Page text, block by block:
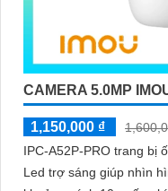
CAMERA 5.0MP
1,150,000 ₫
IPC-A52P-PRO trang bị
Led trợ sáng giúp nhìn